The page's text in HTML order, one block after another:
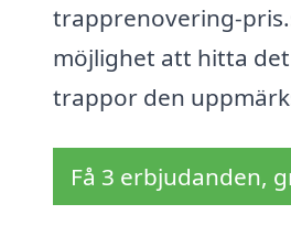
trapprenovering-
möjlighet att hitta
trappor den
Få 3 erbjudanden,